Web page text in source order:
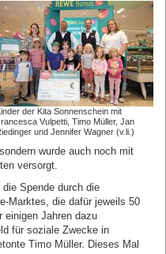
der Kita Sonnenschein mit
Vulpetti, Timo Müller, Jan
und Jennifer Wagner (v.li.)
wurde auch noch mit
versorgt.
Spende durch die
Marktes, die dafür jeweils 50
einigen Jahren dazu
für soziale Zwecke in
Timo Müller. Dieses Mal